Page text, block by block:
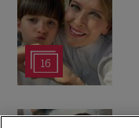
16